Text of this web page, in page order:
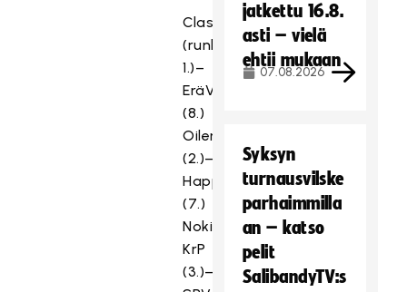
Classic
(runkosarjan
1.)–
EräViikingit
(8.)
Oilers
(2.)–
Happee
(7.)
Nokian
KrP
(3.)–
jatkettu 16.8.
asti – vielä
ehtii mukaan
07.08.2026
Syksyn
turnausvilske
parhaimmilla
an – katso
pelit
SalibandyTV:s